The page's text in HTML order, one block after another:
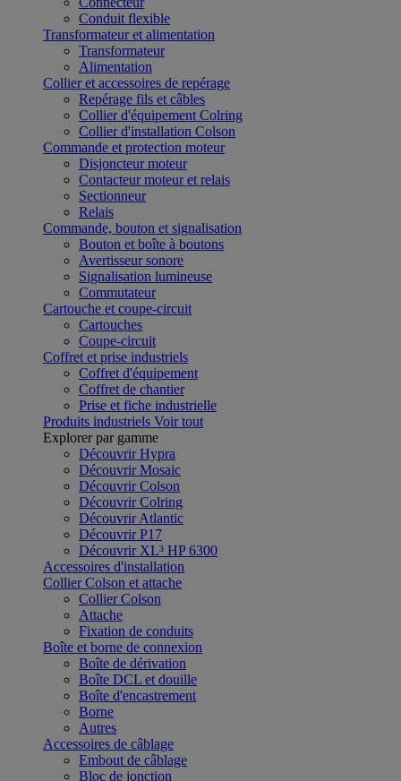
Conduit flexible
Transformateur et alimentation
Transformateur
Alimentation
Collier et accessoires de repérage
Repérage fils et câbles
Collier d'équipement Colring
Collier d'installation Colson
Commande et protection moteur
Disjoncteur moteur
Contacteur moteur et relais
Sectionneur
Relais
Commande, bouton et signalisation
Bouton et boîte à boutons
Avertisseur sonore
Signalisation lumineuse
Commutateur
Cartouche et coupe-circuit
Cartouches
Coupe-circuit
Coffret et prise industriels
Coffret d'équipement
Coffret de chantier
Prise et fiche industrielle
Produits industriels Voir tout
Explorer par gamme
Découvrir Hypra
Découvrir Mosaic
Découvrir Colson
Découvrir Colring
Découvrir Atlantic
Découvrir P17
Découvrir XL³ HP 6300
Accessoires d'installation
Collier Colson et attache
Collier Colson
Attache
Fixation de conduits
Boîte et borne de connexion
Boîte de dérivation
Boîte DCL et douille
Boîte d'encastrement
Borne
Autres
Accessoires de câblage
Embout de câblage
Bloc de jonction